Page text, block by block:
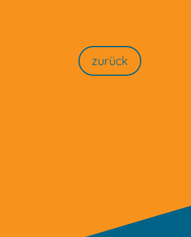
zurück